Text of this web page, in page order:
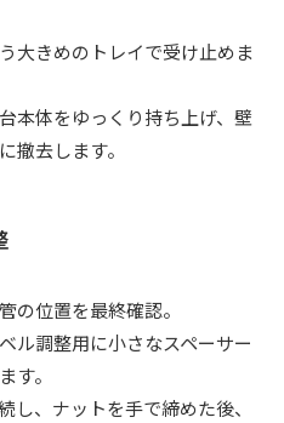
大きめのトレイで受け止めま
本体をゆっくり持ち上げ、壁
撤去します。
の位置を最終確認。
ル調整用に小さなスペーサー
す。
し、ナットを手で締めた後、